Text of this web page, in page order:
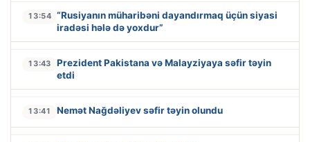
13:54 “Rusiyanın müharibəni dayandırmaq üçün siyasi
iradəsi hələ də yoxdur”
13:43
Prezident Pakistana və Malayziyaya səfir təyin
etdi
13:41 Nemət Nağdəliyev səfir təyin olundu